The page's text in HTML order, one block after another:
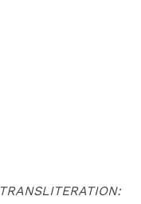
TRANSLITERATION: